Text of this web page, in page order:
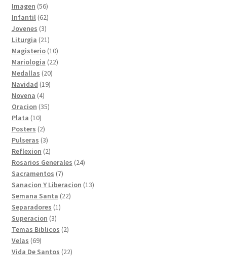
Imagen 5656
productos
Infantil 6262
productos
Jovenes 33
productos
Liturgia 2121
productos
Magisterio 1010
productos
Mariologia 2222
Medallas 2020
productos
Navidad 1919
Novena 44
productos
Oracion 3535
Plata 1010
productos
Posters 22
productos
Pulseras 33
productos
Reflexion 22
productos
Rosarios Generales 2424
Sacramentos 77
productos
Sanacion Y Liberacion 1313
Semana Santa 2222
Separadores 11
Superacion 33
productos
Temas Biblicos 22
Velas 6969
productos
Vida De Santos 2222